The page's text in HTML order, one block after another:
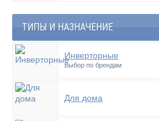
ТИПЫ И НАЗНАЧЕНИЕ
Инверторные
Выбор по брендам
Для дома